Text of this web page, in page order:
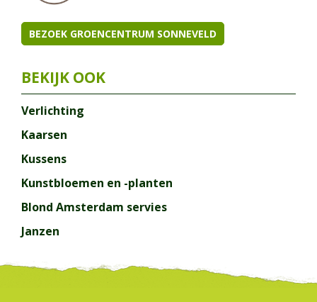
BEZOEK GROENCENTRUM SONNEVELD
Verlichting
Kaarsen
Kussens
Kunstbloemen en -planten
Blond Amsterdam servies
Janzen